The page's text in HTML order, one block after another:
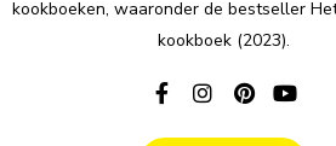
kookboeken, waaronder de bestseller
kookboek (2023).